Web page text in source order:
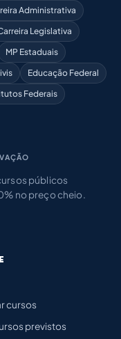
Administrativa
Legislativa
MP Estaduais
Educação Federal
Federais
públicos
no preço cheio.
cursos
previstos